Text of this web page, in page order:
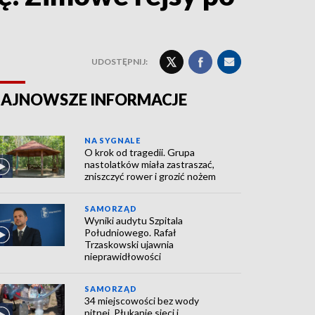
UDOSTĘPNIJ:
INFORMACJE
NA SYGNALE
O krok od tragedii. Grupa
nastolatków miała zastraszać,
zniszczyć rower i grozić nożem
SAMORZĄD
Wyniki audytu Szpitala
Południowego. Rafał
Trzaskowski ujawnia
nieprawidłowości
SAMORZĄD
34 miejscowości bez wody
pitnej. Płukanie sieci i